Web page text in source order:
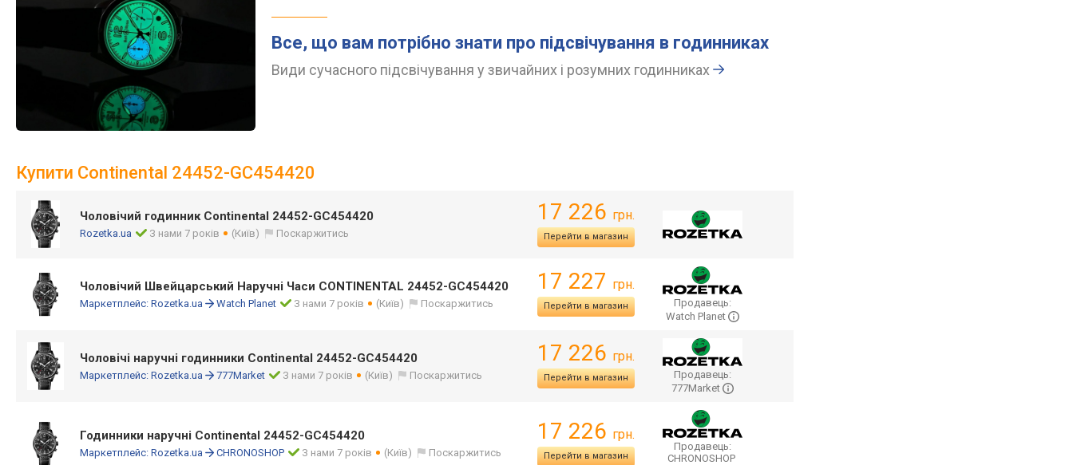
Все, що вам потрібно знати про підсвічування в годинниках
Види сучасного підсвічування у звичайних і розумних годинниках
Купити Continental 24452-GC454420
Чоловічий годинник Continental 24452-GC454420
Rozetka.ua З нами 7 років (Київ) Поскаржитись
17 226 грн.
Перейти в магазин
Чоловічий Швейцарський Наручні Часи CONTINENTAL 24452-GC454420
Маркетплейс: Rozetka.ua Watch Planet З нами 7 років (Київ) Поскаржитись
17 227 грн.
Перейти в магазин
Продавець:
Watch Planet
Чоловічі наручні годинники Continental 24452-GC454420
Маркетплейс: Rozetka.ua 777Market З нами 7 років (Київ) Поскаржитись
17 226 грн.
Перейти в магазин
Продавець:
777Market
Годинники наручні Continental 24452-GC454420
Маркетплейс: Rozetka.ua CHRONOSHOP З нами 7 років (Київ) Поскаржитись
17 226 грн.
Перейти в магазин
Продавець:
CHRONOSHOP